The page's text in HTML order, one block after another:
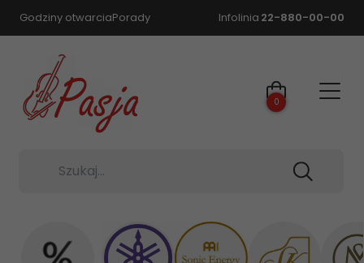
Godziny otwarciaPorady Infolinia 22-880-00-00
Szukaj...
0